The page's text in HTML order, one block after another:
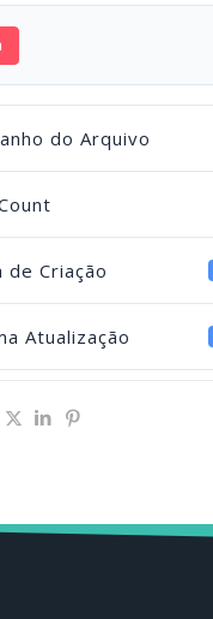
do Arquivo
de Criação
Atualização